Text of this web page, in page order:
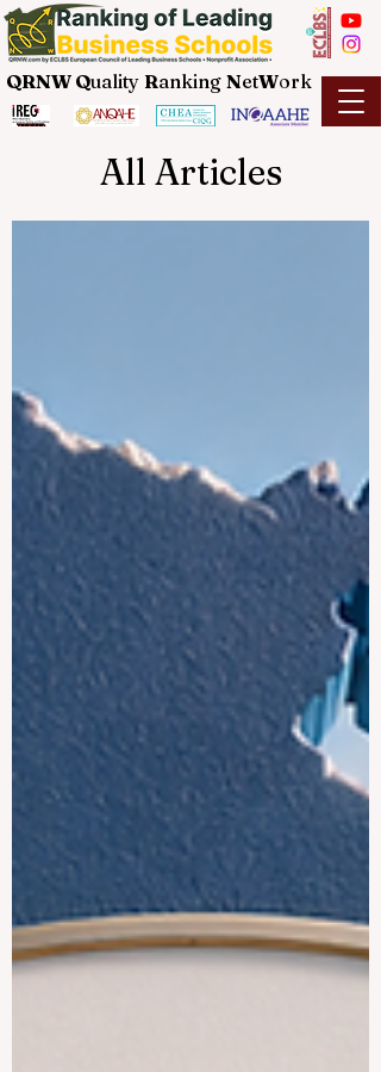
QRNW Quality Ranking NetWork
All Articles